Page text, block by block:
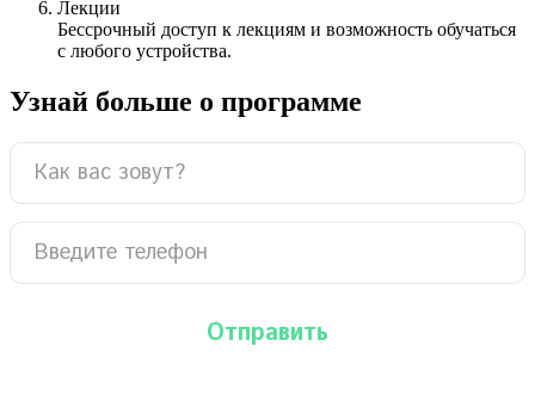
Лекции
Бессрочный доступ к лекциям и возможность обучаться
с любого устройства.
Узнай больше о программе